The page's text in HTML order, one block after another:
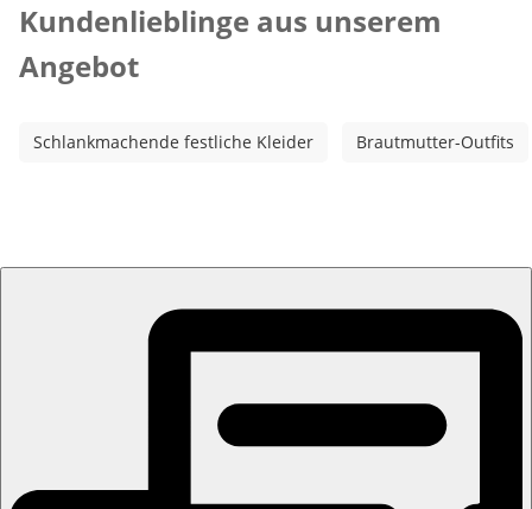
Kundenlieblinge aus unserem
Angebot
Schlankmachende festliche Kleider Brautmutter-Outfits